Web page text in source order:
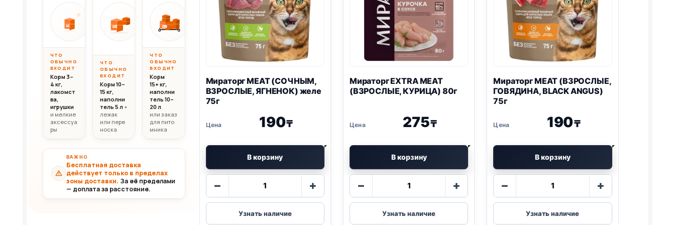
Мираторг MEAT (СОЧНЫМ,
ВЗРОСЛЫЕ, ЯГНЕНОК) желе
75г
190₸
В корзину
−
товара
Мираторг
MEAT
+
Узнать наличие
Мираторг EXTRA MEAT
(ВЗРОСЛЫЕ, КУРИЦА) 80г
275₸
В корзину
−
товара
Мираторг
EXTRA
+
Узнать наличие
Мираторг MEAT (ВЗРОСЛЫЕ,
ГОВЯДИНА, BLACK ANGUS)
75г
190₸
В корзину
−
товара
Мираторг
MEAT
+
Узнать наличие
10кг
Вес до 10 кг
10 000 ₸
ЧТО
ОБЫЧНО
ВХОДИТ
Корм 3–
4 кг,
лакомст
ва,
игрушки
и мелкие
аксессуа
ры
20кг
Вес 10–20 кг
20 000 ₸
ЧТО
ОБЫЧНО
ВХОДИТ
Корм 10–
15 кг,
наполни
тель 5 л+
лежак
или пере
носка
30+кг
Вес свыше 20 кг
30 000₸
ЧТО
ОБЫЧНО
ВХОДИТ
Корм
15+ кг,
наполни
тель 10–
20 л
или заказ
для пито
мника
ВАЖНО
Бесплатная доставка
действует только в пределах
зоны доставки. За её пределами
— доплата за расстояние.